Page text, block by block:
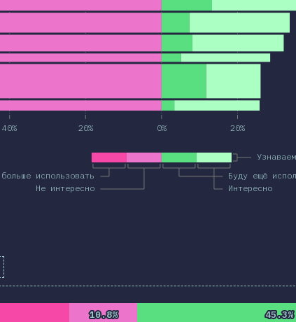
использовать
Не интересно
Буду ещё
Интересно
40% 20% 0% 20%
10.8%
10.8% 45.3%
45.3%